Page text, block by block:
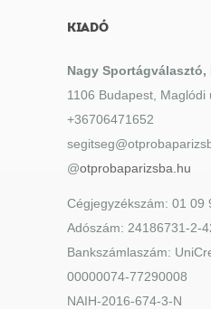
KIADÓ
Nagy
1106 Budapest, Maglódi
+36706471652
@otprobaparizsba.hu
Cégjegyzékszám: 01 09
Adószám: 24186731-2-
Bankszámlaszám:
00000074-77290008
NAIH-2016-674-3-N